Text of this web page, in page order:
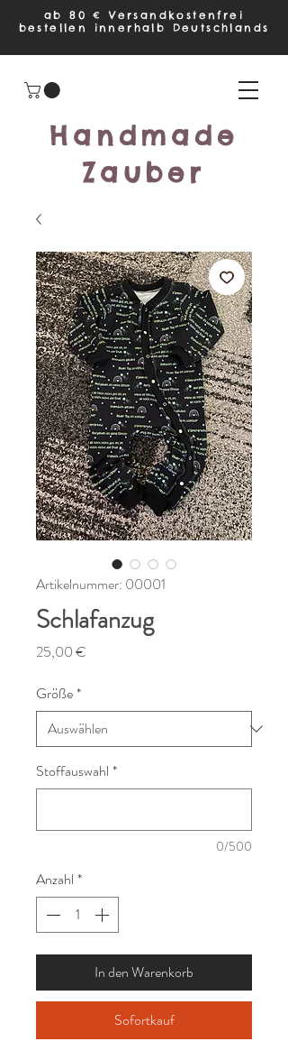
ab 80 € Versandkostenfrei
bestellen innerhalb Deutschlands
Handmade
Zauber
Artikelnummer: 00001
Schlafanzug
25,00 €
Größe*
Stoffauswahl *
0/500
Anzahl *
In den Warenkorb
Sofortkauf